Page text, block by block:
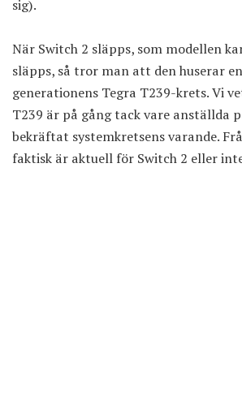
sig).
När Switch 2 släpps, som modellen
släpps, så tror man att den huserar
generationens Tegra T239-krets. Vi
T239 är på gångtack vare anställda
bekräftat systemkretsens varande.
faktisk är aktuell för Switch 2 eller